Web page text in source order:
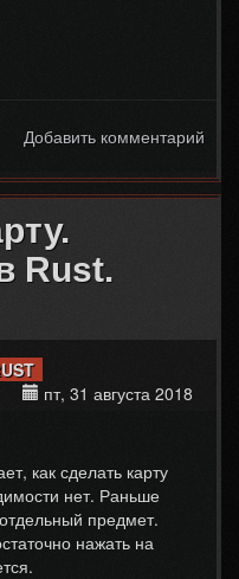
ПОЛУЧАЕМ АДМИНКУ
Добавить комментарий
Rust.
пт, 31 августа 2018
как сделать карту
нет. Раньше
предмет.
нажать на